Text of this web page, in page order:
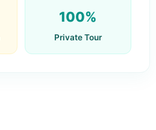
100%
Private Tour